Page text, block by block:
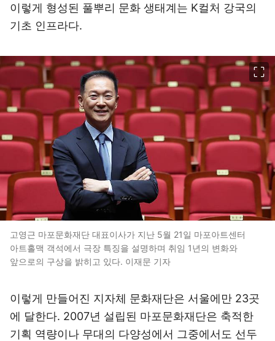
이렇게 형성된 풀뿌리 문화 생태계는 K컬처 강국의
기초 인프라다.
고영근 마포문화재단 대표이사가 지난 5월 21일 마포아트센터
아트홀맥 객석에서 극장 특징을 설명하며 취임 1년의 변화와
앞으로의 구상을 밝히고 있다. 이재문 기자
이렇게 만들어진 지자체 문화재단은 서울에만 23곳
에 달한다. 2007년 설립된 마포문화재단은 축적한
기획 역량이나 무대의 다양성에서 그중에서도 선두